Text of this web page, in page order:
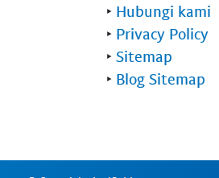
‣ Hubungi kami
‣ Privacy Policy
‣ Sitemap
‣ Blog Sitemap